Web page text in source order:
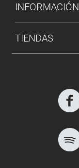
INFORMACIÓN
TIENDAS